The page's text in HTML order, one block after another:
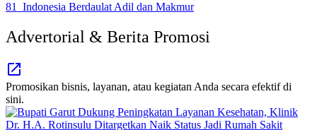
Advertorial & Berita Promosi
Promosikan bisnis, layanan, atau kegiatan Anda secara efektif di
sini.